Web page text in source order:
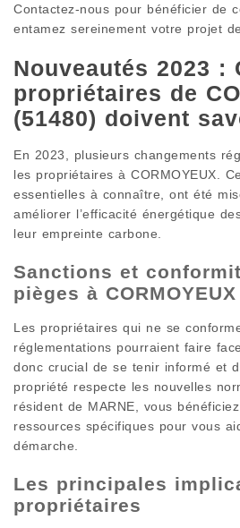
Contactez-nous pour bénéficier de
entamez sereinement votre projet
Nouveautés 2023 :
propriétaires de
(51480) doivent
En 2023, plusieurs changements
les propriétaires à CORMOYEUX.
essentielles à connaître, ont été
améliorer l’efficacité énergétique
leur empreinte carbone.
Sanctions et
pièges à CORMOYEUX
Les propriétaires qui ne se
réglementations pourraient faire
donc crucial de se tenir informé et
propriété respecte les nouvelles
résident de MARNE, vous
ressources spécifiques pour vous
démarche.
Les principales
propriétaires